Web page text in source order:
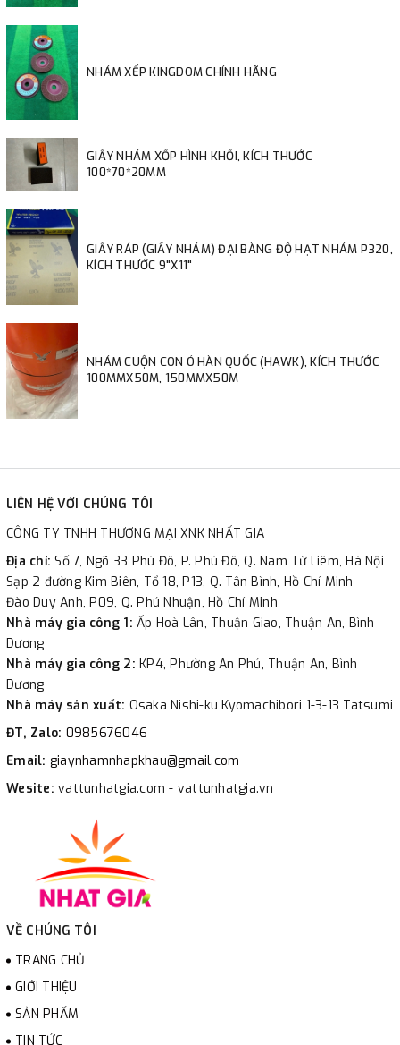
NHÁM XẾP KINGDOM CHÍNH HÃNG
GIẤY NHÁM XỐP HÌNH KHỐI, KÍCH THƯỚC
100*70*20MM
GIẤY RÁP (GIẤY NHÁM) ĐẠI BÀNG ĐỘ HẠT NHÁM P320,
KÍCH THƯỚC 9"X11"
NHÁM CUỘN CON Ó HÀN QUỐC (HAWK), KÍCH THƯỚC
100MMX50M, 150MMX50M
LIÊN HỆ VỚI CHÚNG TÔI
CÔNG TY TNHH THƯƠNG MẠI XNK NHẤT GIA
Địa chỉ:Số 7, Ngõ 33 Phú Đô, P. Phú Đô, Q. Nam Từ Liêm, Hà Nội
Sạp 2 đường Kim Biên, Tổ 18, P13, Q. Tân Bình, Hồ Chí Minh
Đào Duy Anh, P09, Q. Phú Nhuận, Hồ Chí Minh
Nhà máy gia công 1: Ấp Hoà Lân, Thuận Giao, Thuận An, Bình
Dương
Nhà máy gia công 2: KP4, Phường An Phú, Thuận An, Bình
Dương
Nhà máy sản xuất: Osaka Nishi-ku Kyomachibori 1-3-13 Tatsumi
ĐT, Zalo: 0985676046
Email: giaynhamnhapkhau@gmail.com
Wesite: vattunhatgia.com - vattunhatgia.vn
VỀ CHÚNG TÔI
TRANG CHỦ
GIỚI THIỆU
SẢN PHẨM
TIN TỨC